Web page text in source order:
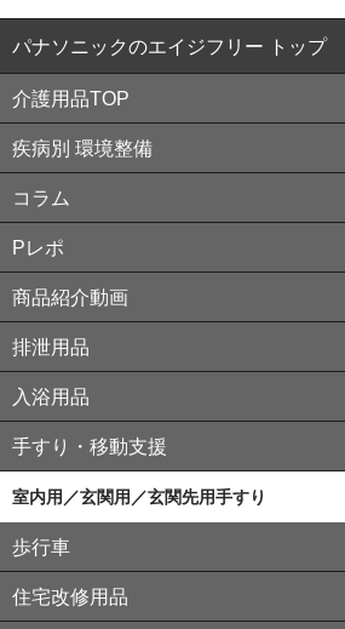
パナソニックのエイジフリー トップ
介護用品TOP
疾病別 環境整備
コラム
Pレポ
商品紹介動画
排泄用品
入浴用品
手すり・移動支援
室内用／玄関用／玄関先用手すり
歩行車
住宅改修用品